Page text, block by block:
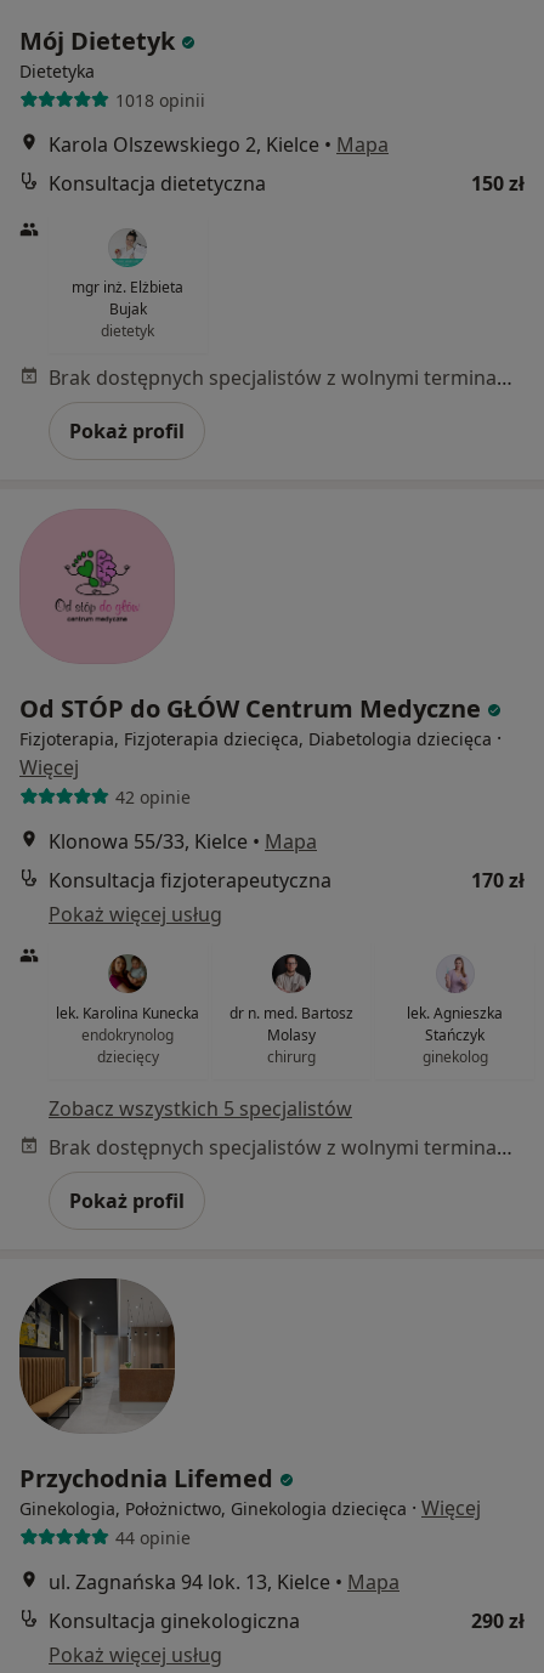
Mój Dietetyk
Dietetyka
1018 opinii
Karola Olszewskiego 2, Kielce • Mapa
Konsultacja dietetyczna
150 zł
mgr inż. Elżbieta
Bujak
dietetyk
Brak dostępnych specjalistów z wolnymi terminami w tym centrum medycznym.
Pokaż profil
Od STÓP do GŁÓW Centrum Medyczne
Fizjoterapia, Fizjoterapia dziecięca, Diabetologia dziecięca ·
Więcej
42 opinie
Klonowa 55/33, Kielce • Mapa
Konsultacja fizjoterapeutyczna
170 zł
Pokaż więcej usług
lek. Karolina Kunecka
endokrynolog
dziecięcy
dr n. med. Bartosz
Molasy
chirurg
lek. Agnieszka
Stańczyk
ginekolog
Zobacz wszystkich 5 specjalistów
Brak dostępnych specjalistów z wolnymi terminami w tym centrum medycznym.
Pokaż profil
Przychodnia Lifemed
Ginekologia, Położnictwo, Ginekologia dziecięca · Więcej
44 opinie
ul. Zagnańska 94 lok. 13, Kielce • Mapa
Konsultacja ginekologiczna
290 zł
Pokaż więcej usług